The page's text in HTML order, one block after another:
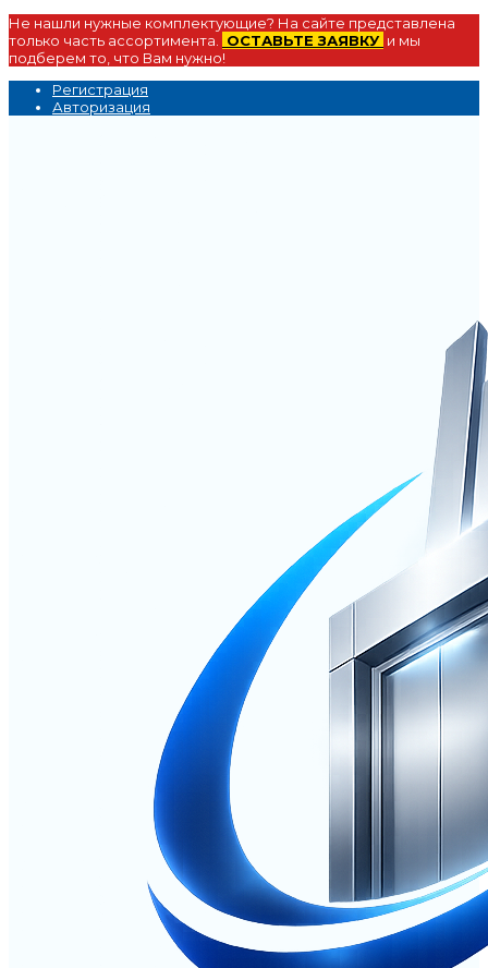
Не нашли нужные комплектующие? На сайте представлена
только часть ассортимента.
ОСТАВЬТЕ ЗАЯВКУ и мы
подберем то, что Вам нужно!
Регистрация
Авторизация